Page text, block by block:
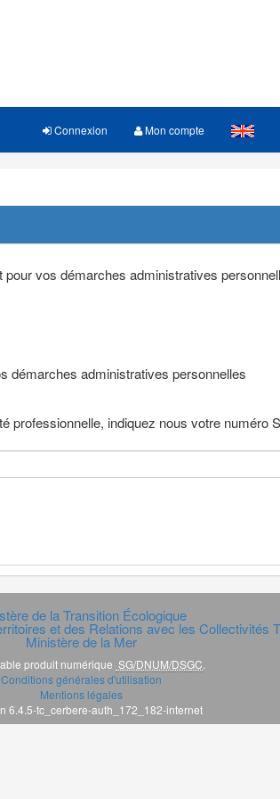
Connexion Mon compte
vos démarches administratives
démarches administratives personnelles
professionnelle, indiquez nous votre numéro
de la Transition Écologique
et des Relations avec les Collectivités
Ministère de la Mer
produit numérique SG/DNUM/DSGC
Conditions générales d'utilisation
Mentions légales
6.4.5-tc_cerbere-auth_172_182-internet